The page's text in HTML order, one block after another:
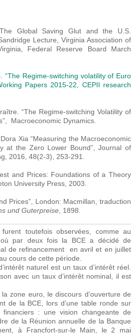
Global Saving Glut and the U.S.
Lecture, Virginia Association of
Federal Reserve Board March
“The Regime-switching volatility of Euro
Papers 2015-22, CEPII research
“The Regime-switching Volatility of
Macroeconomic Dynamics.
Xia “Measuring the Macroeconomic
at the Zero Lower Bound”, Journal of
2016, 48(2-3), 253-291.
and Prices: Foundations of a Theory
University Press, 2003.
Prices”, London: Macmillan, traduction
und Guterpreise, 1898.
toutefois observées, comme au
où par deux fois la BCE a décidé de
de refinancement en avril et en juillet
cours de cette période.
naturel est un taux d’intérêt réel.
avec un taux d’intérêt nominal, il est
zone euro, le discours d’ouverture de
de la BCE, lors d’une table ronde sur
: une vision changeante de
de la Réunion annuelle de la Banque
à Francfort-sur-le Main, le 2 mai